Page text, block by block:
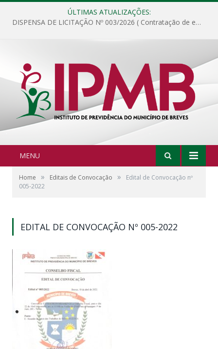
ÚLTIMAS ATUALIZAÇÕES:
DISPENSA DE LICITAÇÃO Nº 003/2026 ( Contratação de empresa para fornecimento de gêneros alimentícios não perecíveis, materiais de expediente, descartáveis, copa e cozinha, para análise e posterior publicação.)
MENU
Home » Editais de Convocação »
Edital de Convocação nº
005-2022
EDITAL DE CONVOCAÇÃO Nº 005-2022